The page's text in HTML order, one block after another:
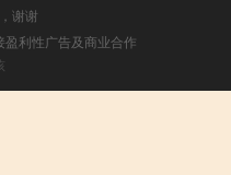
谢谢
利性广告及商业合作